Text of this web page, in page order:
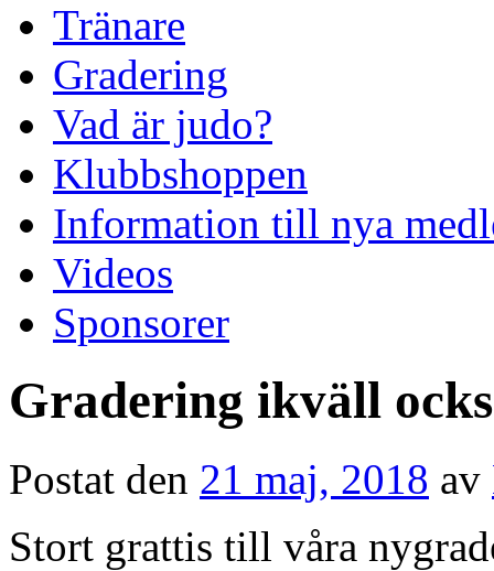
Tränare
Gradering
Vad är judo?
Klubbshoppen
Information till nya
Videos
Sponsorer
Gradering ikväll
Postat den 21 maj, 2018 av
Stort grattis till våra